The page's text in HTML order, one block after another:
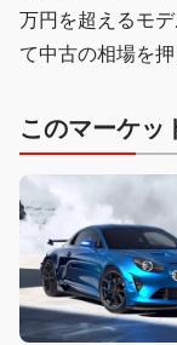
万円を超えるモ
て中古の相場を
このマーケッ